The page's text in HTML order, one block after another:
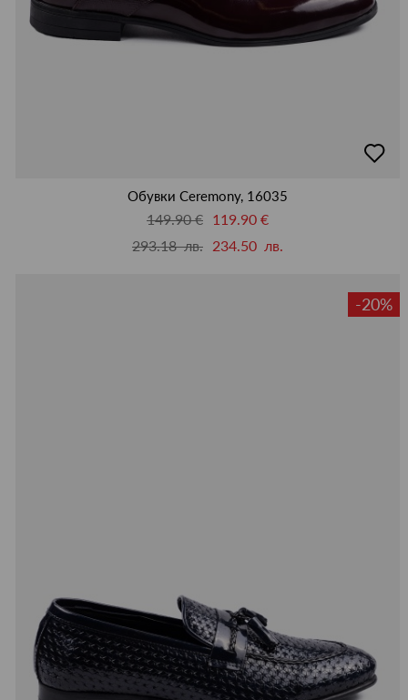
в
Обувки Ceremony, 16035
149.90 € 119.90 €
293.18 лв. 234.50 лв.
-20%